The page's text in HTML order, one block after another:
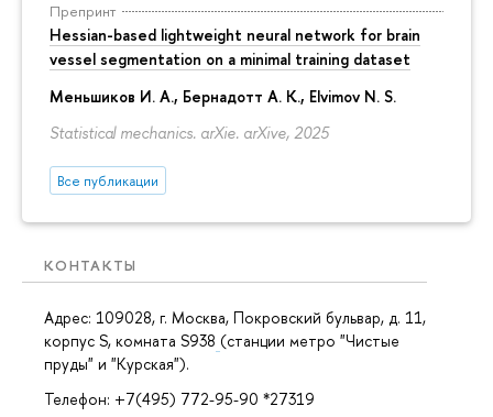
Препринт
Hessian-based lightweight neural network for brain
vessel segmentation on a minimal training dataset
Меньшиков И. А., Бернадотт А. К., Elvimov N. S.
Statistical mechanics. arXie. arXive, 2025
Все публикации
КОНТАКТЫ
Адрес: 109028, г. Москва, Покровский бульвар, д. 11,
корпус S, комната S938 (станции метро "Чистые
пруды" и "Курская").
Телефон: +7(495) 772-95-90 *27319